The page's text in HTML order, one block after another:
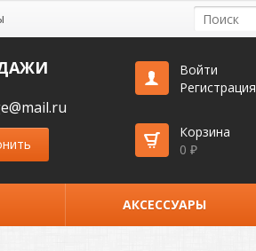
Войти
Регистрация
Корзина
0 ₽
АКСЕССУАРЫ